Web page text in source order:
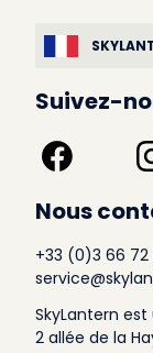
Suivez-
Nous
+33 (0)3 66 72
SkyLantern est
2 allée de la